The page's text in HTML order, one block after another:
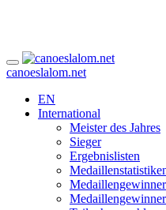
canoeslalom.net
EN
International
Meister des Jahres
Sieger
Ergebnislisten